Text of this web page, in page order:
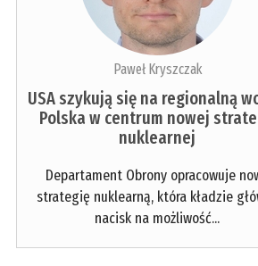
Paweł Kryszczak
USA szykują się na regionalną
Polska w centrum nowej
nuklearnej
Departament Obrony opracowuje
strategię nuklearną, która kładzie
nacisk na możliwość...